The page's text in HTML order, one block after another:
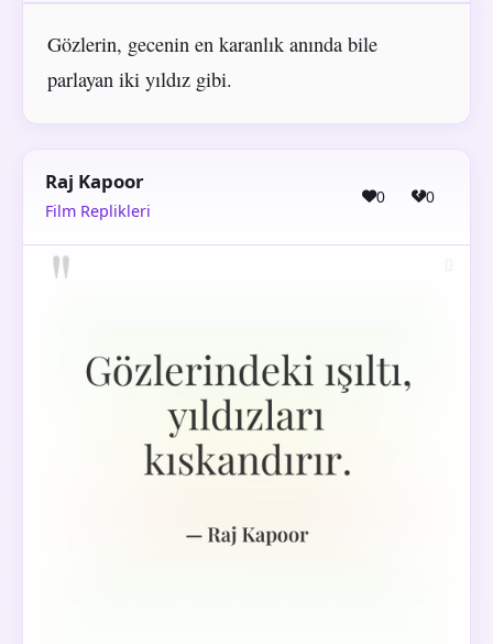
Gözlerin, gecenin en karanlık anında bile
parlayan iki yıldız gibi.
Raj Kapoor
Film Replikleri
0 0